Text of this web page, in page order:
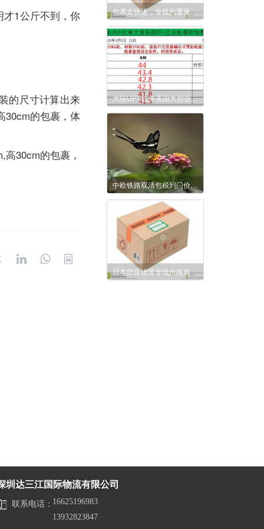
1公斤不到，你
的尺寸计算出来
30cm的包裹，体
30cm的包裹，
包裹走快递，专线的重量如何计算的？
大陆UPS红单美国大货促销价
中欧铁路双清包税到门价格表
日本防疫物资专线价格表
圳达三江国际物流有限公司
联系电话： 16625196983
13932823847